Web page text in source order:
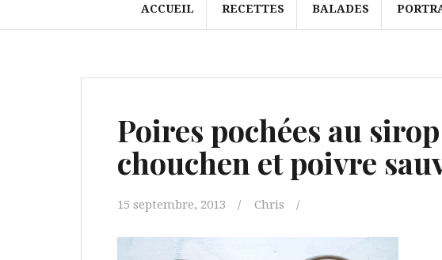
ACCUEIL RECETTES BALADES
Poires pochées au
chouchen et poivre
15 septembre, 2013 Chris